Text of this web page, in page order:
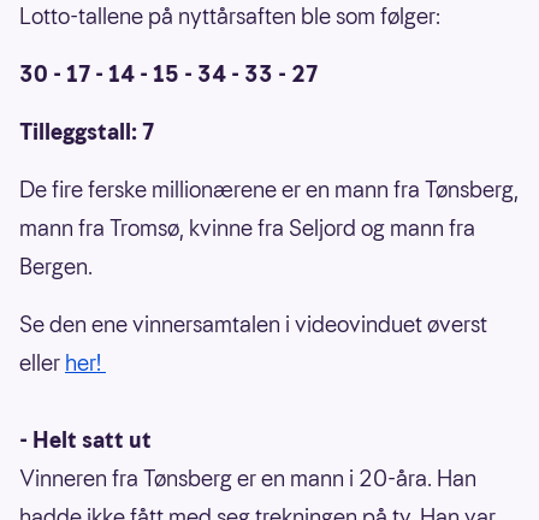
Lotto-tallene på nyttårsaften ble som følger:
30 - 17 - 14 - 15 - 34 - 33 - 27
Tilleggstall: 7
De fire ferske millionærene er en mann fra Tønsberg,
mann fra Tromsø, kvinne fra Seljord og mann fra
Bergen.
Se den ene vinnersamtalen i videovinduet øverst
eller her!
- Helt satt ut
Vinneren fra Tønsberg er en mann i 20-åra. Han